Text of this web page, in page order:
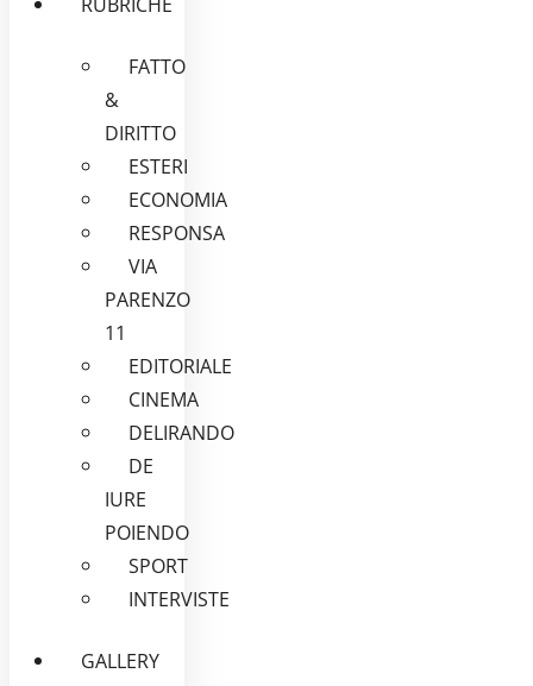
RUBRICHE
FATTO
&
DIRITTO
ESTERI
ECONOMIA
RESPONSA
VIA
PARENZO
11
EDITORIALE
CINEMA
DELIRANDO
DE
IURE
POIENDO
SPORT
INTERVISTE
GALLERY